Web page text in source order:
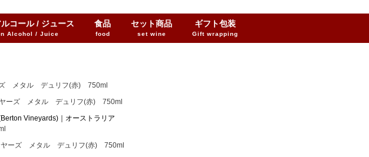
ルコール / ジュース
Alcohol / Juice
食品
food
セット商品
set wine
ギフト包装
Gift wrapping
メタル デュリフ(赤) 750ml
ーズ メタル デュリフ(赤) 750ml
Vineyards)｜オーストラリア
ヤーズ メタル デュリフ(赤) 750ml